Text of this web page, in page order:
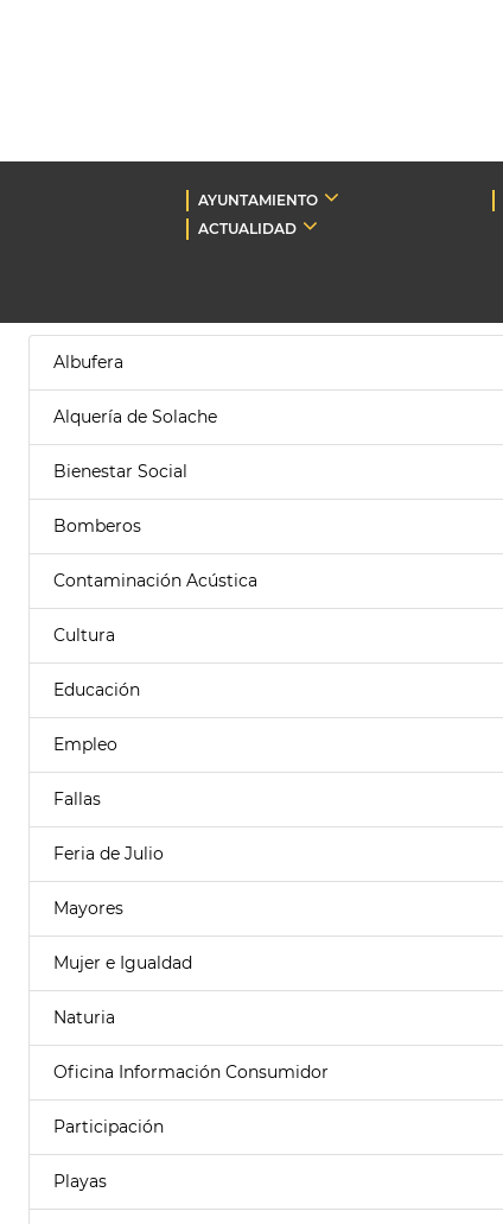
AYUNTAMIENTO
ACTUALIDAD
Albufera
Alquería de Solache
Bienestar Social
Bomberos
Contaminación Acústica
Cultura
Educación
Empleo
Fallas
Feria de Julio
Mayores
Mujer e Igualdad
Naturia
Oficina Información Consumidor
Participación
Playas